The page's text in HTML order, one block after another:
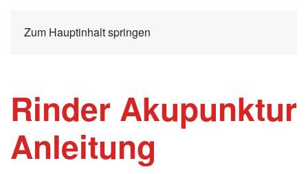
Zum Hauptinhalt springen
Rinder Akupunktur
Anleitung